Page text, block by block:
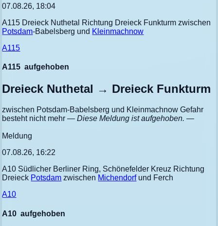
07.08.26, 18:04
A115 Dreieck Nuthetal Richtung Dreieck Funkturm zwischen
Potsdam-Babelsberg und Kleinmachnow
A115
A115 aufgehoben
Dreieck Nuthetal → Dreieck Funkturm
zwischen Potsdam-Babelsberg und Kleinmachnow Gefahr
besteht nicht mehr— Diese Meldung ist aufgehoben. —
Meldung
07.08.26, 16:22
A10 Südlicher Berliner Ring, Schönefelder Kreuz Richtung
Dreieck Potsdam zwischen Michendorfund Ferch
A10
A10 aufgehoben